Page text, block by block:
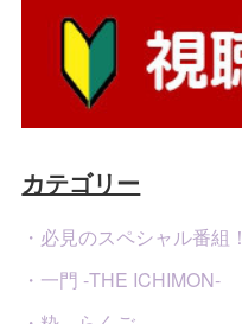
カテゴリー
・必見のスペシャル番組！
・一門 -THE ICHIMON-